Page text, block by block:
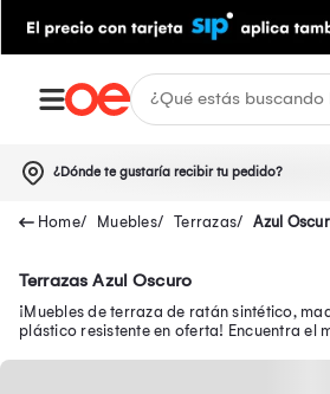
¿Dónde te gustaría recibir tu pedido?
Muebles Terrazas Azul
Terrazas Azul Oscuro
¡Muebles de terraza de ratán sintético,
plástico resistente en oferta! Encuentra el